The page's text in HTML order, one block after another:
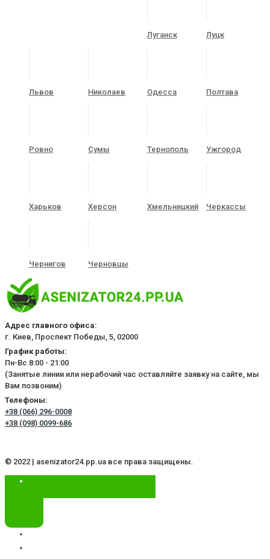
Луганск Луцк
Львов Николаев Одесса Полтава
Ровно Сумы Тернополь Ужгород
Харьков Херсон Хмельницкий Черкассы
Чернигов Черновцы
Адрес главного офиса:
г. Киев, Проспект Победы, 5, 02000
График работы:
Пн-Вс 8:00 - 21:00
(Занятые линии или нерабочий час оставляйте заявку на сайте, мы
Вам позвоним)
Телефоны:
+38 (066) 296-0008
+38 (098) 0099-686
© 2022 | asenizator24.pp.ua все права защищены.